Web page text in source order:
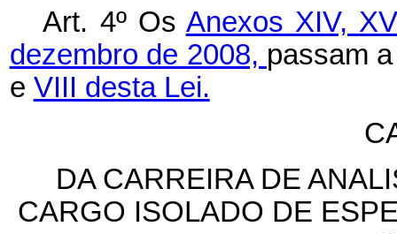
Art. 4º Os Anexos XIV,
dezembro de 2008, passam
e VIII desta Lei.
DA CARREIRA DE
CARGO ISOLADO DE